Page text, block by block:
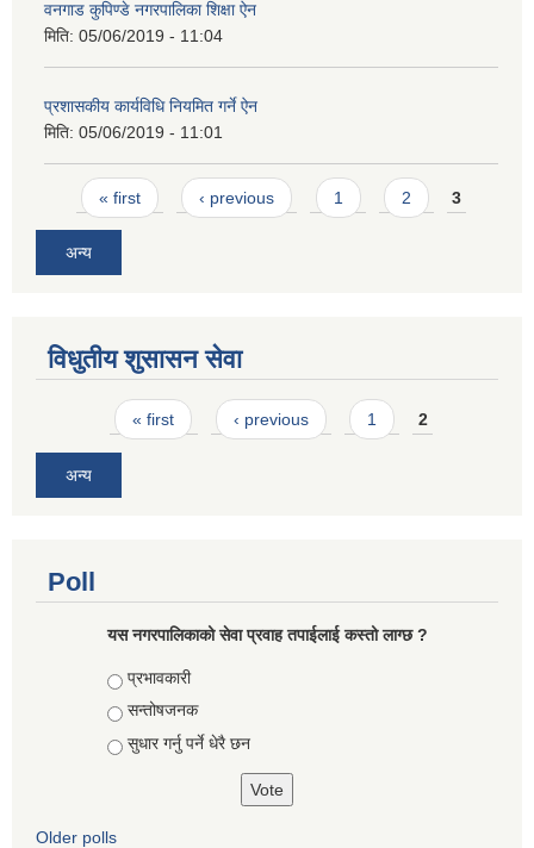
वनगाड कुपिण्डे नगरपालिका शिक्षा ऐन
मिति: 05/06/2019 - 11:04
प्रशासकीय कार्यविधि नियमित गर्ने ऐन
मिति: 05/06/2019 - 11:01
Pages
« first ‹ previous 1 2 3
अन्य
विधुतीय शुसासन सेवा
Pages« first ‹ previous 1 2
अन्य
Poll
यस नगरपालिकाको सेवा प्रवाह तपाईलाई कस्तो लाग्छ ?
Choices
प्रभावकारी
सन्तोषजनक
सुधार गर्नु पर्ने धेरै छन
Older polls